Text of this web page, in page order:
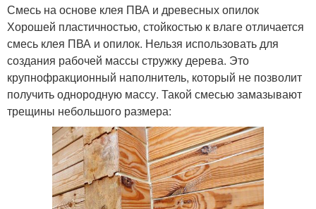
Смесь на основе клея ПВА и древесных опилок
Хорошей пластичностью, стойкостью к влаге отличается
смесь клея ПВА и опилок. Нельзя использовать для
создания рабочей массы стружку дерева. Это
крупнофракционный наполнитель, который не позволит
получить однородную массу. Такой смесью замазывают
трещины небольшого размера: